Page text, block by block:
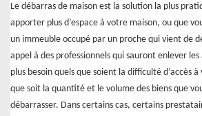
Le débarras de maison est la solution la plus
apporter plus d’espace à votre maison, ou que
un immeuble occupé par un proche qui vient de
appel à des professionnels qui sauront enlever les
plus besoin quels que soient la difficulté d’accès
que soit la quantité et le volume des biens que
débarrasser. Dans certains cas, certains